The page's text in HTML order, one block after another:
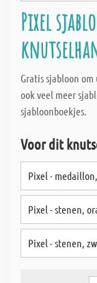
Pixel
Gratis sjabloon
ook veel meer
sjabloonboekjes.
Voor dit
Pixel -
Pixel - stenen,
Pixel - stenen,